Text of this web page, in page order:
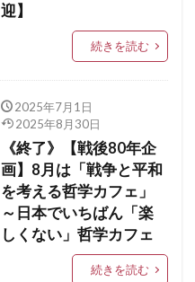
迎】
続きを読む
2025年7月1日
2025年8月30日
《終了》【戦後80年企
画】8月は「戦争と平和
を考える哲学カフェ」
～日本でいちばん「楽
しくない」哲学カフェ
続きを読む